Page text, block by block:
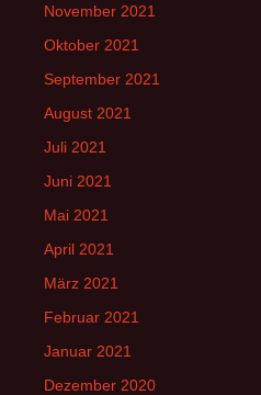
November 2021
Oktober 2021
September 2021
August 2021
Juli 2021
Juni 2021
Mai 2021
April 2021
März 2021
Februar 2021
Januar 2021
Dezember 2020